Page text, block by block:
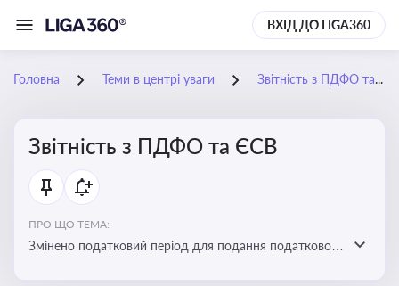
ВХІД ДО LIGA360
Головна Теми в центрі уваги Звітність з ПДФО та ЄСВ
Звітність з ПДФО та ЄСВ
ПРО ЩО ТЕМА:
Змінено податковий період для подання податкового